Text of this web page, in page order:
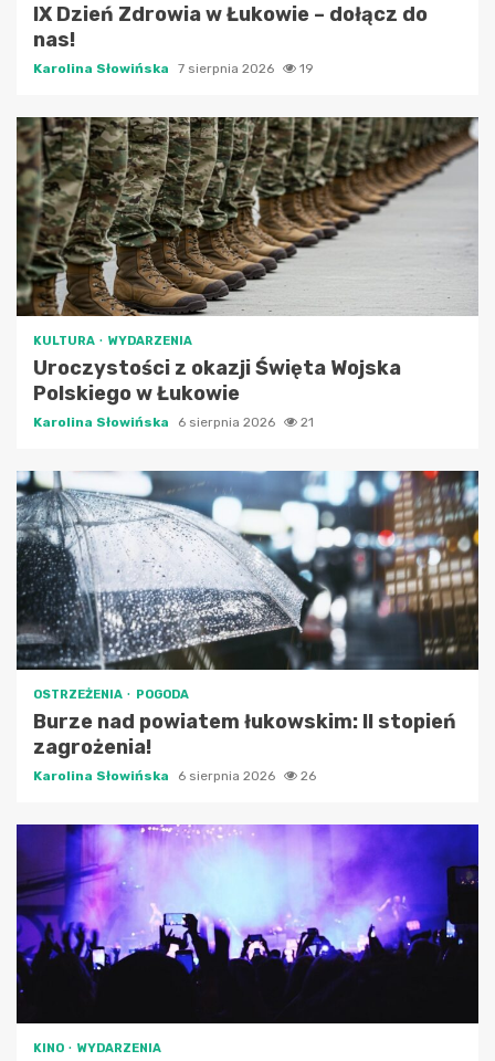
IX Dzień Zdrowia w Łukowie – dołącz do
nas!
Karolina Słowińska 7 sierpnia 2026 19
KULTURA WYDARZENIA
Uroczystości z okazji Święta Wojska
Polskiego w Łukowie
Karolina Słowińska 6 sierpnia 2026 21
OSTRZEŻENIA POGODA
Burze nad powiatem łukowskim: II stopień
zagrożenia!
Karolina Słowińska 6 sierpnia 2026 26
KINO WYDARZENIA